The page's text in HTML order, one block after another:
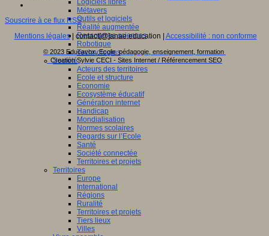
Logiciels libres
Métavers
Outils et logiciels
Réalité augmentée
Ressources sciences
Robotique
Technologies
Société
Acteurs des territoires
Ecole et structure
Economie
Ecosystème éducatif
Génération internet
Handicap
Mondialisation
Normes scolaires
Regards sur l’Ecole
Santé
Société connectée
Territoires et projets
Territoires
Europe
International
Régions
Ruralité
Territoires et projets
Tiers lieux
Villes
Souscrire à ce flux RSS
Mentions légales| contact[@]anae.education | Accessibilité : non conforme
© 2023 Educavox, Ecole, pédagogie, enseignement, formation
Creation Sylvie CECI - Sites Internet / Référencement SEO